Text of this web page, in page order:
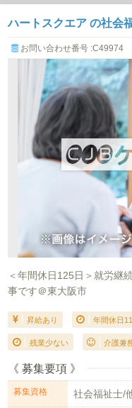
ハートスクエア の社会
お問い合わせ番号 :C49974
＜年間休日125日＞就労継
事です＠東大阪市
昇給あり 年間休日
残業少ない 介護兼
《 募集要項 》
募集資格 社会福祉士/